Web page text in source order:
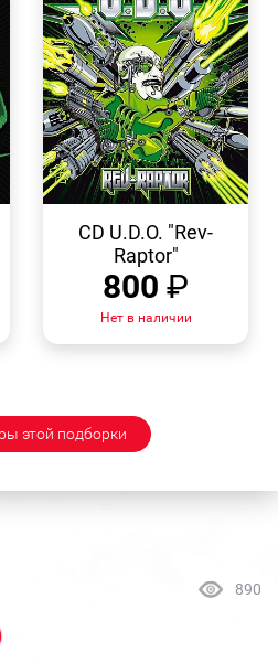
ПРОСМОТР
CD U.D.O. "Rev-
Raptor"
800 ₽
Нет в наличии
этой подборки
890